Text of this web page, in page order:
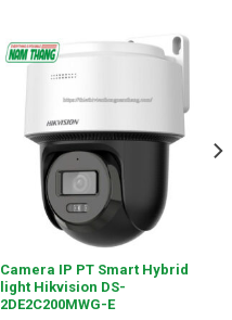
Camera IP PT Smart Hybrid
light Hikvision DS-
2DE2C200MWG-E